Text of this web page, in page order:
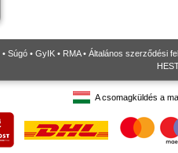
• Súgó • GyIK • RMA• Általános szerződési
A csomagküldés a